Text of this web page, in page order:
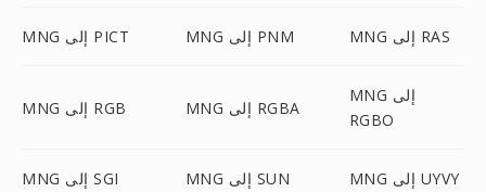
MNG إلى PICT MNG إلى PNM MNG إلى RAS
MNG إلى RGB MNG إلى RGBA
MNG إلى
RGBO
MNG إلى SGI MNG إلى SUN MNG إلى UYVY